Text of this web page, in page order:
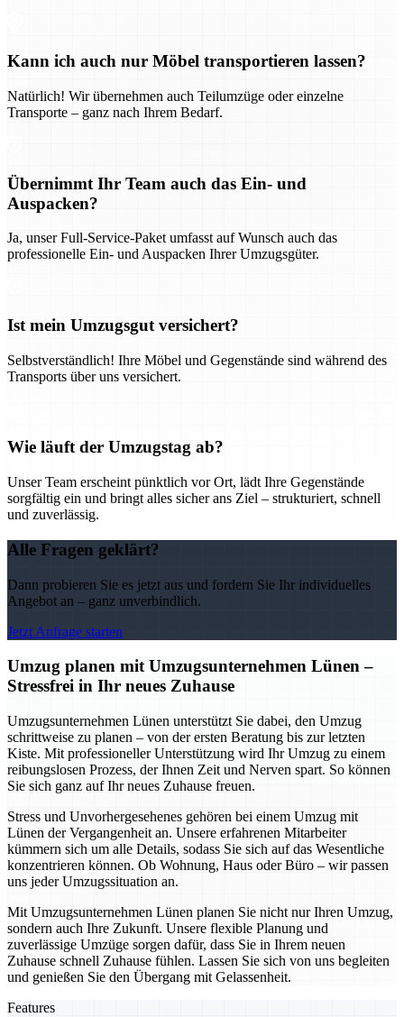
Kann ich auch nur Möbel transportieren lassen?
Natürlich! Wir übernehmen auch Teilumzüge oder einzelne
Transporte – ganz nach Ihrem Bedarf.
Übernimmt Ihr Team auch das Ein- und
Auspacken?
Ja, unser Full-Service-Paket umfasst auf Wunsch auch das
professionelle Ein- und Auspacken Ihrer Umzugsgüter.
Ist mein Umzugsgut versichert?
Selbstverständlich! Ihre Möbel und Gegenstände sind während des
Transports über uns versichert.
Wie läuft der Umzugstag ab?
Unser Team erscheint pünktlich vor Ort, lädt Ihre Gegenstände
sorgfältig ein und bringt alles sicher ans Ziel – strukturiert, schnell
und zuverlässig.
Alle Fragen geklärt?
Dann probieren Sie es jetzt aus und fordern Sie Ihr individuelles
Angebot an – ganz unverbindlich.
Jetzt Anfrage starten
Umzug planen mit Umzugsunternehmen Lünen –
Stressfrei in Ihr neues Zuhause
Umzugsunternehmen Lünen unterstützt Sie dabei, den Umzug
schrittweise zu planen – von der ersten Beratung bis zur letzten
Kiste. Mit professioneller Unterstützung wird Ihr Umzug zu einem
reibungslosen Prozess, der Ihnen Zeit und Nerven spart. So können
Sie sich ganz auf Ihr neues Zuhause freuen.
Stress und Unvorhergesehenes gehören bei einem Umzug mit
Lünen der Vergangenheit an. Unsere erfahrenen Mitarbeiter
kümmern sich um alle Details, sodass Sie sich auf das Wesentliche
konzentrieren können. Ob Wohnung, Haus oder Büro – wir passen
uns jeder Umzugssituation an.
Mit Umzugsunternehmen Lünen planen Sie nicht nur Ihren Umzug,
sondern auch Ihre Zukunft. Unsere flexible Planung und
zuverlässige Umzüge sorgen dafür, dass Sie in Ihrem neuen
Zuhause schnell Zuhause fühlen. Lassen Sie sich von uns begleiten
und genießen Sie den Übergang mit Gelassenheit.
Features